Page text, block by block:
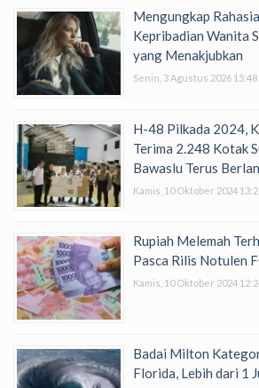
Mengungkap
Kepribadian Wanita
yang Menakjubkan
Senin, 3 Agustus 2026 15:48
H-48 Pilkada 2024,
Terima 2.248 Kotak
Bawaslu Terus
Kamis, 10 Oktober 2024
Rupiah Melemah
Pasca Rilis Notulen
Kamis, 10 Oktober 2024
Badai Milton
Florida, Lebih dari 1